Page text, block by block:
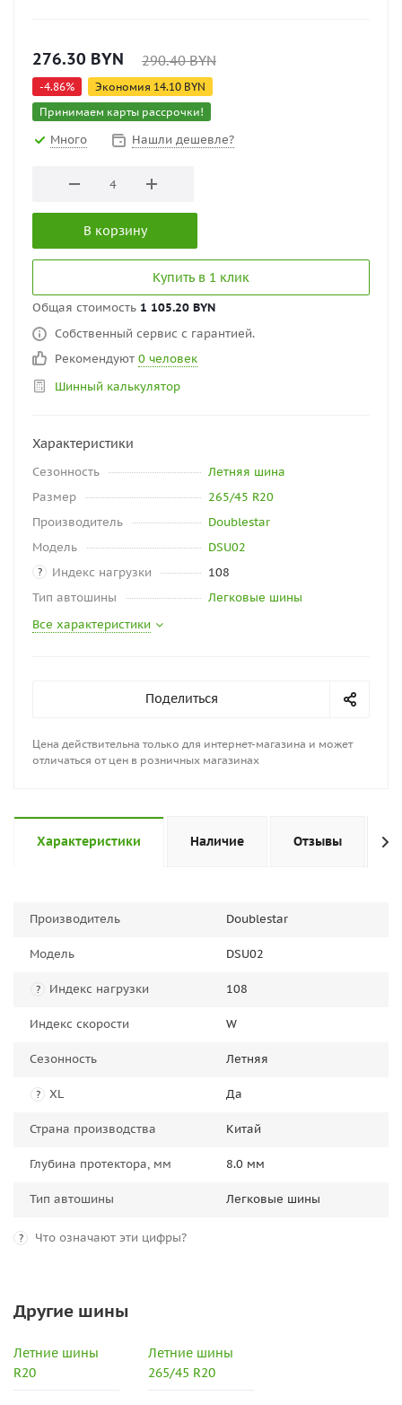
276.30 BYN 290.40BYN
-4.86% Экономия 14.10 BYN
Принимаем карты рассрочки!
Много Нашли дешевле?
В корзину
Купить в 1 клик
Общая стоимость 1 105.20 BYN
Собственный сервис с гарантией.
Рекомендуют 0 человек
Шинный калькулятор
Характеристики
Сезонность
Летняя шина
Размер
265/45 R20
Производитель
Doublestar
Модель
DSU02
? Индекс нагрузки
108
Тип автошины
Легковые шины
Все характеристики
Поделиться
Цена действительна только для интернет-магазина и может
отличаться от цен в розничных магазинах
Характеристики Наличие Отзывы
Производитель Doublestar
Модель DSU02
? Индекс нагрузки 108
Индекс скорости W
Сезонность Летняя
? XL Да
Страна производства Китай
Глубина протектора, мм 8.0 мм
Тип автошины Легковые шины
? Что означают эти цифры?
Другие шины
Летние шины
R20
Летние шины
265/45 R20